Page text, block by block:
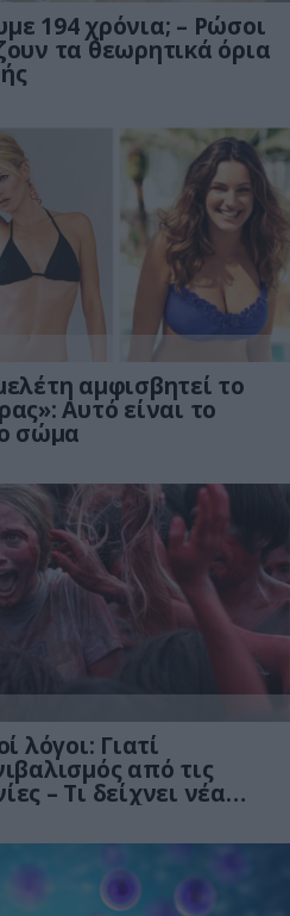
194 χρόνια; – Ρώσοι
τα θεωρητικά όρια
αμφισβητεί το
Αυτό είναι το
σώμα
λόγοι: Γιατί
από τις
– Τι δείχνει νέα